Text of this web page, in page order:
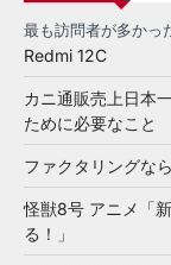
最も訪問者が多かっ
Redmi 12C
カニ通販売上日本
ために必要なこと
ファクタリングな
怪獣8号 アニメ「
る！」